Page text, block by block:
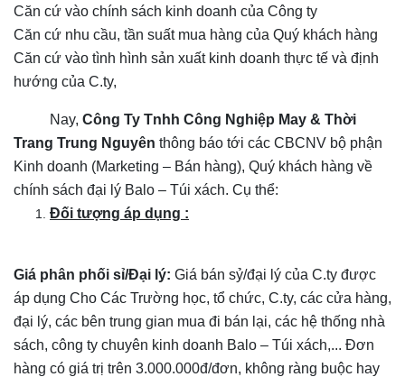
Căn cứ vào chính sách kinh doanh của Công ty
Căn cứ nhu cầu, tần suất mua hàng của Quý khách hàng
Căn cứ vào tình hình sản xuất kinh doanh thực tế và định
hướng của C.ty,
Nay, Công Ty Tnhh Công Nghiệp May & Thời
Trang Trung Nguyên thông báo tới các CBCNV bộ phận
Kinh doanh (Marketing – Bán hàng), Quý khách hàng về
chính sách đại lý Balo – Túi xách. Cụ thể:
Đối tượng áp dụng :
Giá phân phối sỉ/Đại lý: Giá bán sỷ/đại lý của C.ty được
áp dụng Cho Các Trường học, tổ chức, C.ty, các cửa hàng,
đại lý, các bên trung gian mua đi bán lại, các hệ thống nhà
sách, công ty chuyên kinh doanh Balo – Túi xách,... Đơn
hàng có giá trị trên 3.000.000đ/đơn, không ràng buộc hay